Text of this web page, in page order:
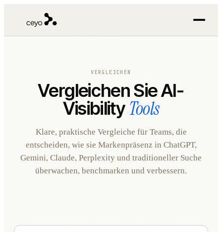
VERGLEICHEN
Vergleichen Sie AI-
Visibility Tools
Klare, praktische Vergleiche für Teams, die
entscheiden, wie sie Markenpräsenz in ChatGPT,
Gemini, Claude, Perplexity und traditioneller Suche
überwachen, benchmarken und verbessern.